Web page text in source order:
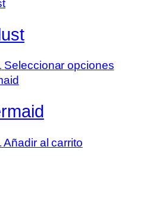
Seleccionar opcionesEste
Añadir al carrito